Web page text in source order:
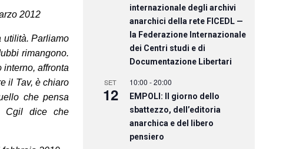
2012
utilità. Parliamo
rimangono.
affronta
il Tav, è chiaro
che pensa
Cgil dice che
internazionale degli archivi
anarchici della rete FICEDL —
la Federazione Internazionale
dei Centri studi e di
Documentazione Libertari
SET
12
10:00 -20:00
EMPOLI: Il giorno dello
sbattezzo, dell’editoria
anarchica e del libero
pensiero